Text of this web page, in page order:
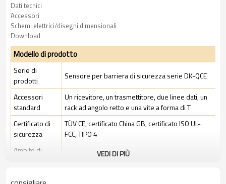
Dati tecnici
Accessori
Schemi elettrici/disegni dimensionali
Download
Modello di prodotto
Serie di
prodotti
Sensore per barriera di sicurezza serie DK-QCE
Accessori
standard
Un ricevitore, un trasmettitore, due linee dati, un
rack ad angolo retto e una vite a forma di T
Certificato di
sicurezza
TÜV CE, certificato China GB, certificato ISO UL-
FCC, TIPO 4
Ambito di
Ambiente industriale standard
VEDI DI PIÙ